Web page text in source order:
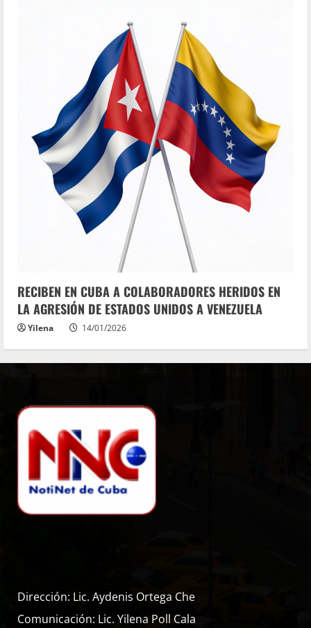
RECIBEN EN CUBA A COLABORADORES HERIDOS EN
LA AGRESIÓN DE ESTADOS UNIDOS A VENEZUELA
Yilena 14/01/2026
Dirección: Lic. Aydenis Ortega Che
Comunicación: Lic. Yilena Poll Cala